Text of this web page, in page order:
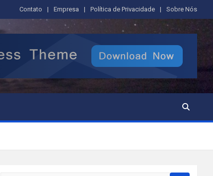
Contato Empresa Política de Privacidade Sobre Nós